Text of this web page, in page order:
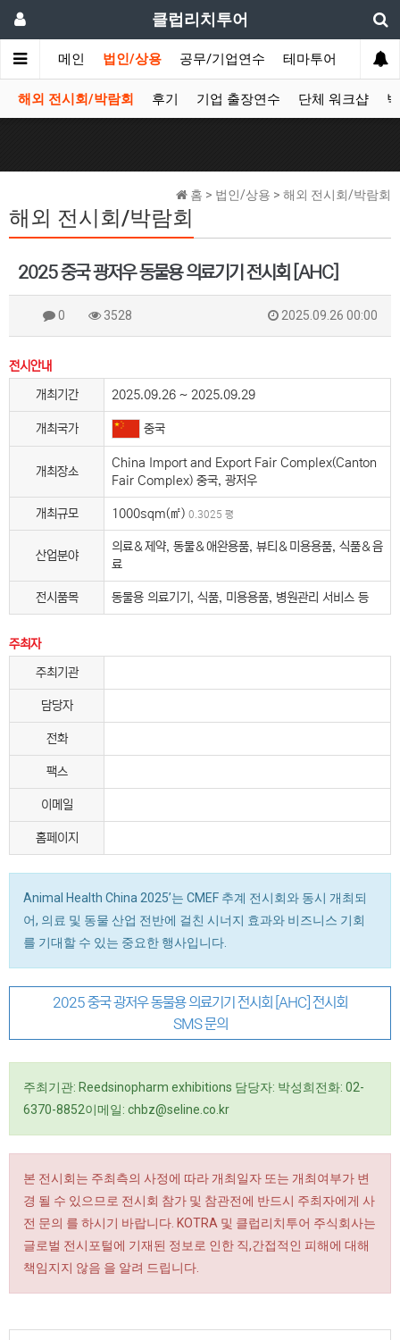
클럽리치투어
메인 법인/상용 공무/기업연수 테마투어 데이투
해외 전시회/박람회 후기 기업 출장연수 단체 워크샵
홈 > 법인/상용 > 해외 전시회/박람회
해외 전시회/박람회
2025 중국 광저우 동물용 의료기기 전시회 [AHC]
0 3528 2025.09.26 00:00
전시안내
개최기간
2025.09.26 ~ 2025.09.29
개최국가 중국
개최장소
China Import and Export Fair Complex(Canton
Fair Complex) 중국, 광저우
개최규모 1000sqm(㎡) 0.3025 평
산업분야
의료＆제약, 동물＆애완용품, 뷰티＆미용용품, 식품＆음
료
전시품목 동물용 의료기기, 식품, 미용용품, 병원관리 서비스 등
주최자
주최기관
담당자
전화
팩스
이메일
홈페이지
Animal Health China 2025’는 CMEF 추계 전시회와 동시 개최되
어, 의료 및 동물 산업 전반에 걸친 시너지 효과와 비즈니스 기회
를 기대할 수 있는 중요한 행사입니다.
2025 중국 광저우 동물용 의료기기 전시회 [AHC] 전시회
SMS 문의
주최기관: Reedsinopharm exhibitions 담당자: 박성희전화: 02-
6370-8852이메일: chbz@seline.co.kr
본 전시회는 주최측의 사정에 따라 개최일자 또는 개최여부가 변
경 될 수 있으므로 전시회 참가 및 참관전에 반드시 주최자에게 사
전 문의 를 하시기 바랍니다. KOTRA 및 클럽리치투어 주식회사는
글로벌 전시포털에 기재된 정보로 인한 직,간접적인 피해에 대해
책임지지 않음 을 알려 드립니다.